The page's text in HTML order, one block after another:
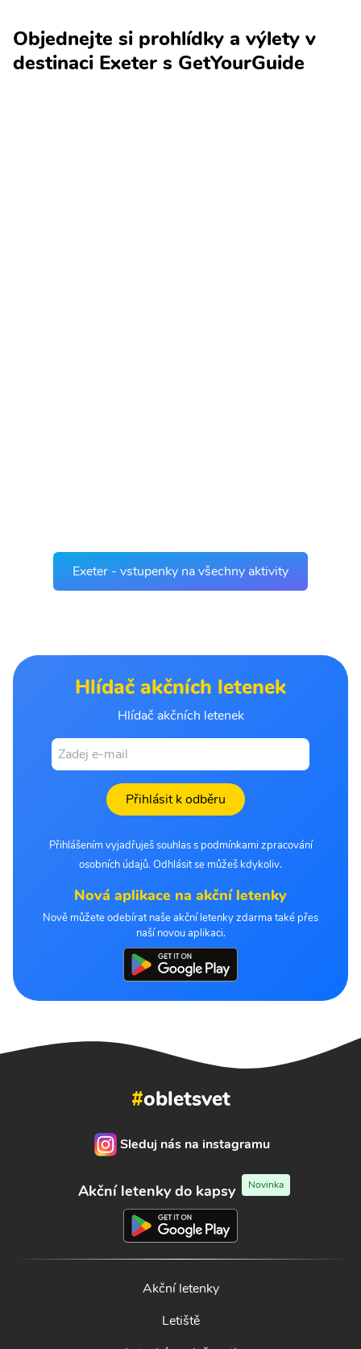
Objednejte si prohlídky a výlety v
destinaci Exeter s GetYourGuide
Exeter - vstupenky na všechny aktivity
Hlídač akčních letenek
Hlídač akčních letenek
Přihlásit k odběru
Přihlášením vyjadřuješ souhlas s podmínkami zpracování
osobních údajů. Odhlásit se můžeš kdykoliv.
Nová aplikace na akční letenky
Nově můžete odebírat naše akční letenky zdarma také přes
naší novou aplikaci.
#obletsvet
Sleduj nás na instagramu
Akční letenky do kapsy Novinka
Akční letenky
Letiště